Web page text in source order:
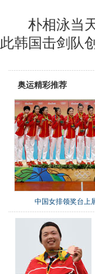
朴相泳当天
此韩国击剑队
奥运精彩推荐
中国女排领奖台上